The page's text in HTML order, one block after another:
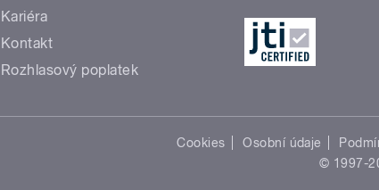
Kariéra
Kontakt
Rozhlasový poplatek
Cookies Osobní údaje
© 1997-